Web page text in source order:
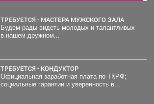
ТРЕБУЕТСЯ - МАСТЕРА МУЖСКОГО ЗАЛА
Будем рады видеть молодых и талантливых
в нашем дружном...
ТРЕБУЕТСЯ - КОНДУКТОР
Официальная заработная плата по ТКРФ;
социальные гарантии и уверенность в...